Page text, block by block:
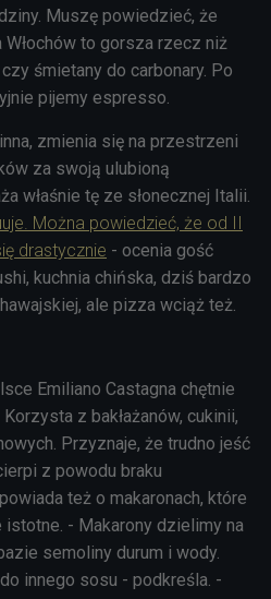
Muszę powiedzieć, że
to gorsza rzecz niż
śmietany do carbonary. Po
pijemy espresso.
zmienia się na przestrzeni
za swoją ulubioną
właśnie tę ze słonecznej Italii.
Można powiedzieć, że od II
drastycznie - ocenia gość
kuchnia chińska, dziś bardzo
ale pizza wciąż też.
Emiliano Castagna chętnie
z bakłażanów, cukinii,
Przyznaje, że trudno jeść
z powodu braku
też o makaronach, które
istotne. - Makarony dzielimy na
semoliny durum i wody.
innego sosu - podkreśla. -